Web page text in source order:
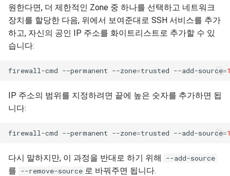
원한다면, 더 제한적인 Zone 중 하나를 선택하고 네트워크
장치를 할당한 다음, 위에서 보여준대로 SSH 서비스를 추가
하고, 자신의 공인 IP 주소를 화이트리스트로 추가할 수 있
습니다:
firewall-cmd --permanent --zone=trusted --add-source=
IP 주소의 범위를 지정하려면 끝에 높은 숫자를 추가하면 됩
니다:
firewall-cmd --permanent --zone=trusted --add-source=
다시 말하지만, 이 과정을 반대로 하기 위해 --add-source
를 --remove-source 로 바꿔주면 됩니다.